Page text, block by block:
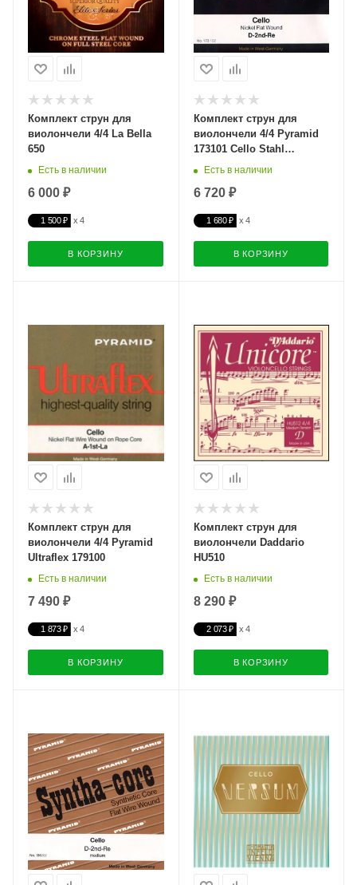
Комплект струн для
виолончели 4/4 La Bella
650
Есть в наличии
6 000 ₽
1 500 ₽
В КОРЗИНУ
Комплект струн для
виолончели 4/4 Pyramid
173101 Cello Stahl
Pyramid-Gold
Есть в наличии
6 720 ₽
1 680 ₽
В КОРЗИНУ
Комплект струн для
виолончели 4/4 Pyramid
Ultraflex 179100
Есть в наличии
7 490 ₽
1 873 ₽
В КОРЗИНУ
Комплект струн для
виолончели Daddario
HU510
Есть в наличии
8 290 ₽
2 073 ₽
В КОРЗИНУ